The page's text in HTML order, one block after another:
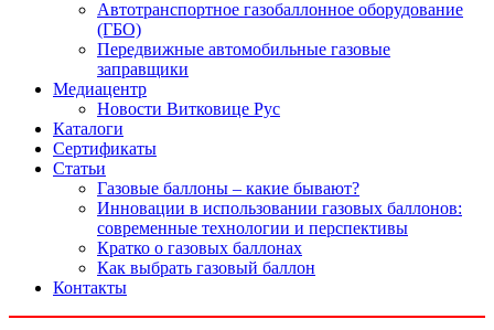
Автотранспортное газобаллонное оборудование
(ГБО)
Передвижные автомобильные газовые
заправщики
Медиацентр
Новости Витковице Рус
Каталоги
Сертификаты
Статьи
Газовые баллоны – какие бывают?
Инновации в использовании газовых баллонов:
современные технологии и перспективы
Кратко о газовых баллонах
Как выбрать газовый баллон
Контакты